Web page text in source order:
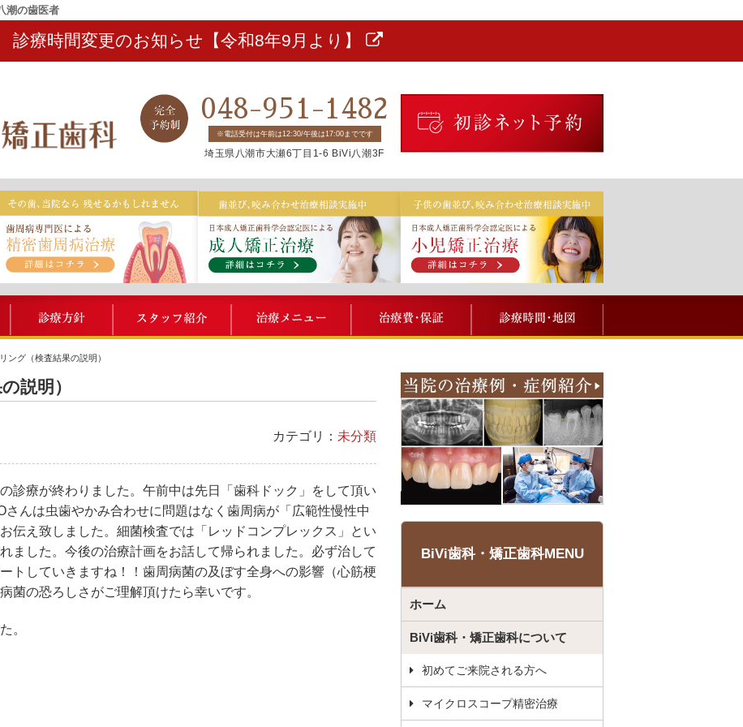
潮の歯医者
診療時間変更のお知らせ【令和8年9月より】
048-951-1482
※電話受付は午前は12:30/午後は17:00までです
埼玉県八潮市大瀬6丁目1-6 BiVi八潮3F
BiVi歯科について診療方針 スタッフ紹介 治療メニュー 治療費・保証
ング（検査結果の説明）
説明）
カテゴリ： 未分類
診療が終わりました。午前中は先日「歯科ドック」をして頂い
んは虫歯やかみ合わせに問題はなく歯周病が「広範性慢性中
伝え致しました。細菌検査では「レッドコンプレックス」とい
ました。今後の治療計画をお話して帰られました。必ず治して
トしていきますね！！歯周病菌の及ぼす全身への影響（心筋梗
菌の恐ろしさがご理解頂けたら幸いです。
。
BiVi歯科・矯正歯科MENU
ホーム
BiVi歯科・矯正歯科について
初めてご来院される方へ
マイクロスコープ精密治療